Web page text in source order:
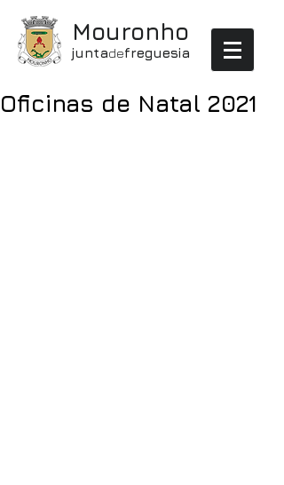
Mouronho
juntadefreguesia
Oficinas de Natal 2021